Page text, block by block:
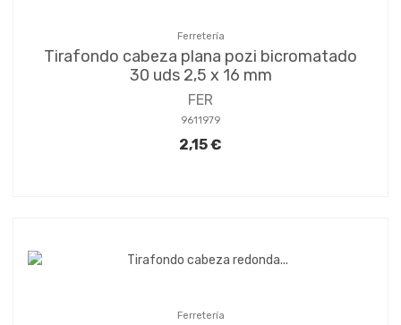
Ferretería
Tirafondo cabeza plana pozi bicromatado
30 uds 2,5 x 16 mm
FER
9611979
2,15 €
Ferretería